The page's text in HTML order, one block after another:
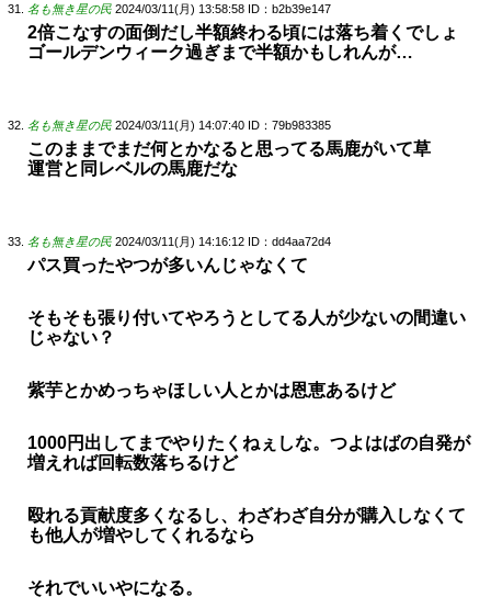
名も無き星の民 2024/03/11(月) 13:58:58 ID：b2b39e147
2倍こなすの面倒だし半額終わる頃には落ち着くでしょ
ゴールデンウィーク過ぎまで半額かもしれんが…
名も無き星の民 2024/03/11(月) 14:07:40 ID：79b983385
このままでまだ何とかなると思ってる馬鹿がいて草
運営と同レベルの馬鹿だな
名も無き星の民 2024/03/11(月) 14:16:12 ID：dd4aa72d4
パス買ったやつが多いんじゃなくて
そもそも張り付いてやろうとしてる人が少ないの間違い
じゃない？
紫芋とかめっちゃほしい人とかは恩恵あるけど
1000円出してまでやりたくねぇしな。つよはばの自発が
増えれば回転数落ちるけど
殴れる貢献度多くなるし、わざわざ自分が購入しなくて
も他人が増やしてくれるなら
それでいいやになる。